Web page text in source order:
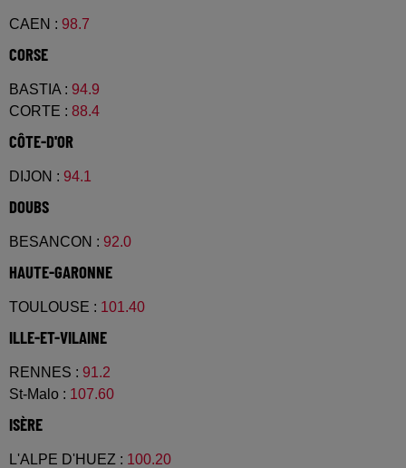
CAEN : 98.7
CORSE
BASTIA : 94.9
CORTE : 88.4
CÔTE-D'OR
DIJON : 94.1
DOUBS
BESANCON : 92.0
HAUTE-GARONNE
TOULOUSE : 101.40
ILLE-ET-VILAINE
RENNES : 91.2
St-Malo : 107.60
ISÈRE
L'ALPE D'HUEZ : 100.20